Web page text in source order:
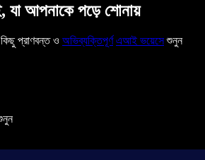
আপনাকে পড়ে শোনায়
প্রাণবন্ত ও অভিব্যক্তিপূর্ণ এআই ভয়েসেশুনুন